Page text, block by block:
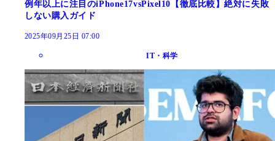
例年以上に注目のiPhone17vsPixel10【徹底比較】絶対に失敗
しない購入ガイド
2025年09月25日 07:00
IT・科学